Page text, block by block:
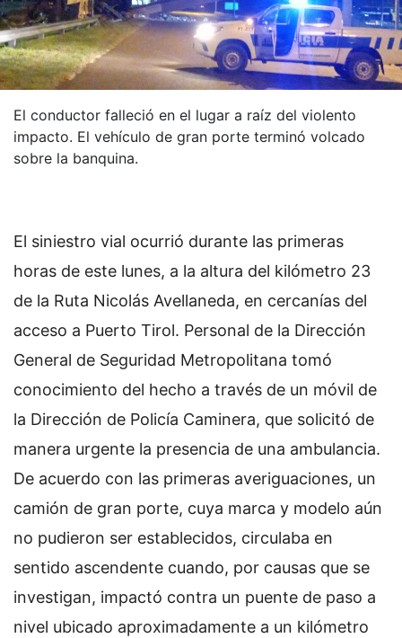
El conductor falleció en el lugar a raíz del violento
impacto. El vehículo de gran porte terminó volcado
sobre la banquina.
El siniestro vial ocurrió durante las primeras
horas de este lunes, a la altura del kilómetro 23
de la Ruta Nicolás Avellaneda, en cercanías del
acceso a Puerto Tirol. Personal de la Dirección
General de Seguridad Metropolitana tomó
conocimiento del hecho a través de un móvil de
la Dirección de Policía Caminera, que solicitó de
manera urgente la presencia de una ambulancia.
De acuerdo con las primeras averiguaciones, un
camión de gran porte, cuya marca y modelo aún
no pudieron ser establecidos, circulaba en
sentido ascendente cuando, por causas que se
investigan, impactó contra un puente de paso a
nivel ubicado aproximadamente a un kilómetro